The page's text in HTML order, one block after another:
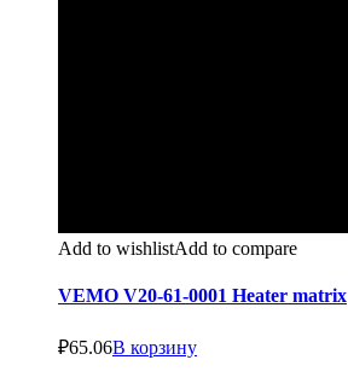
Add to wishlistAdd to compare
VEMO V20-61-0001 Heater matrix
₽65.06В корзину